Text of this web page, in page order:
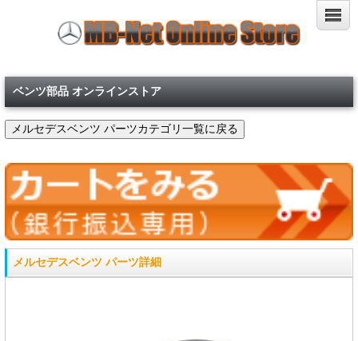
ベンツ部品 オンラインストア
メルセデスベンツ パーツ詳細